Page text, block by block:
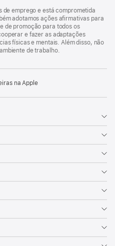
emprego e está comprometida
adotamos ações afirmativas para
de promoção para todos os
e fazer as adaptações
físicas e mentais. Além disso, não
de trabalho.
na Apple